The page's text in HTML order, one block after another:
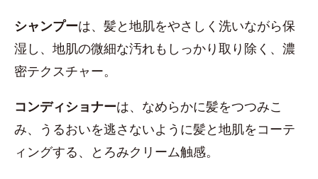
シャンプーは、髪と地肌をやさしく洗いながら保
湿し、地肌の微細な汚れもしっかり取り除く、濃
密テクスチャー。
コンディショナーは、なめらかに髪をつつみこ
み、うるおいを逃さないように髪と地肌をコーテ
ィングする、とろみクリーム触感。